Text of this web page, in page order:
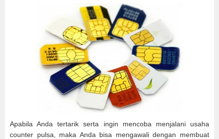
Apabila Anda tertarik serta ingin mencoba menjalani usaha
counter pulsa, maka Anda bisa mengawali dengan membuat